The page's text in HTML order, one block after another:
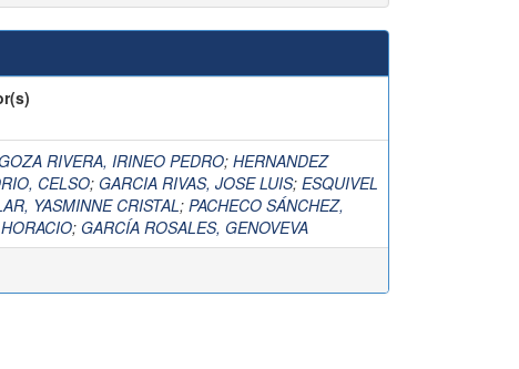
RIVERA, IRINEO PEDRO; HERNANDEZ
CELSO; GARCIA RIVAS, JOSE LUIS; ESQUIVEL
YASMINNE CRISTAL; PACHECO SÁNCHEZ,
; GARCÍA ROSALES, GENOVEVA